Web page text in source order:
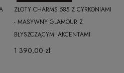
ZŁOTY CHARMS 585 Z CYRKONIAMI
- MASYWNY GLAMOUR Z
BŁYSZCZĄCYMI AKCENTAMI
1 390,00 zł